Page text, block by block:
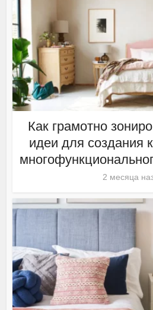
Как грамотно
идеи для создания
2 месяца